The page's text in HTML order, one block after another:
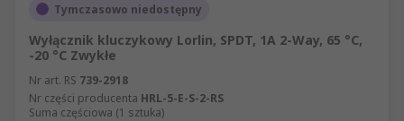
Tymczasowo niedostępny
Wyłącznik kluczykowy Lorlin, SPDT, 1A 2-Way, 65 °C,
-20 °C Zwykłe
Nr art. RS 739-2918
Nr części producenta HRL-5-E-S-2-RS
Suma częściowa (1 sztuka)